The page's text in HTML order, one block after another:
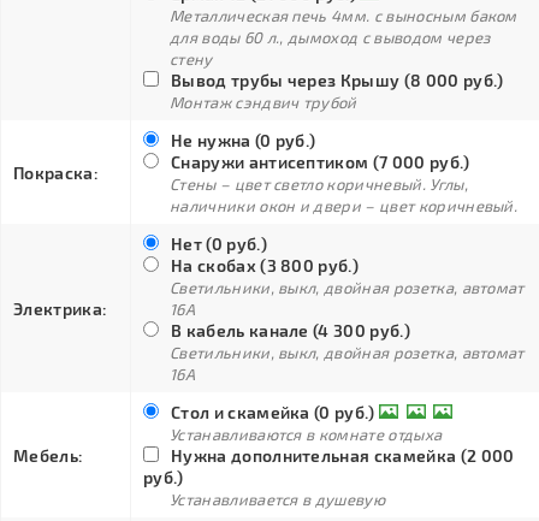
Металлическая печь 4мм. с выносным баком
для воды 60 л., дымоход с выводом через
стену
Вывод трубы через Крышу (8 000 руб.)
Монтаж сэндвич трубой
Покраска:
Не нужна (0 руб.)
Снаружи антисептиком (7 000 руб.)
Стены – цвет светло коричневый. Углы,
наличники окон и двери – цвет коричневый.
Электрика:
Нет (0 руб.)
На скобах (3 800 руб.)
Светильники, выкл, двойная розетка, автомат
16А
В кабель канале (4 300 руб.)
Светильники, выкл, двойная розетка, автомат
16А
Мебель:
Стол и скамейка (0 руб.)
Устанавливаются в комнате отдыха
Нужна дополнительная скамейка (2 000
руб.)
Устанавливается в душевую